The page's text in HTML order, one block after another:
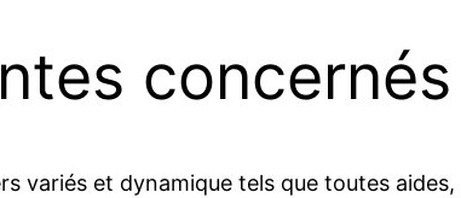
concernés
variés et dynamique tels que toutes